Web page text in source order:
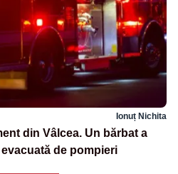
Ionuț Nichita
din Vâlcea. Un bărbat a
de pompieri